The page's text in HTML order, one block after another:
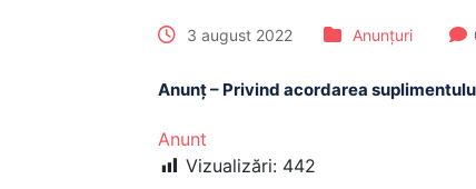
3 august 2022 Anunțuri
Anunț – Privind acordarea
Anunt
Vizualizări: 442